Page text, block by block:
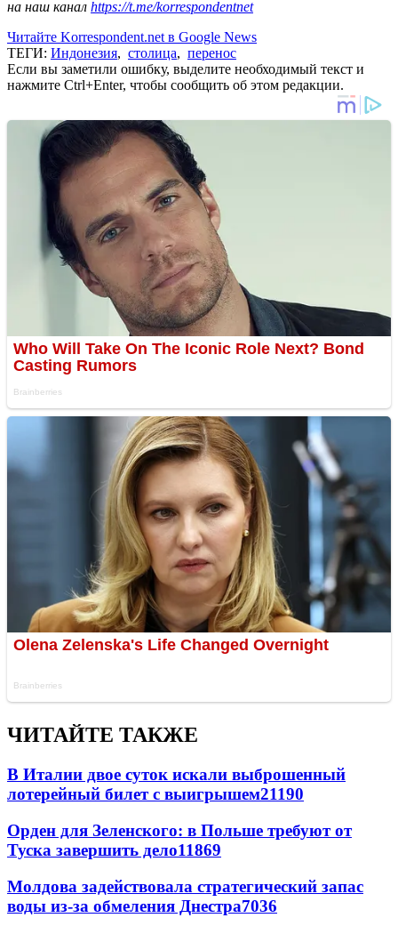
на наш канал https://t.me/korrespondentnet
Читайте Korrespondent.net в Google News
ТЕГИ: Индонезия, столица, перенос
Если вы заметили ошибку, выделите необходимый текст и
нажмите Ctrl+Enter, чтобы сообщить об этом редакции.
ЧИТАЙТЕ ТАКЖЕ
В Италии двое суток искали выброшенный
лотерейный билет с выигрышем21190
Орден для Зеленского: в Польше требуют от
Туска завершить дело11869
Молдова задействовала стратегический запас
воды из-за обмеления Днестра7036